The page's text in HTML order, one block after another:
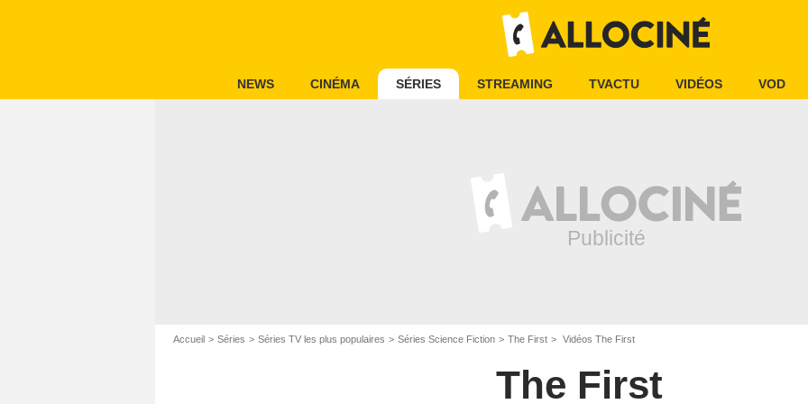
NEWS CINÉMA SÉRIES STREAMING TVACTU VIDÉOS VOD
Accueil Séries Séries TV les plus populaires Séries Science Fiction The First Vidéos The First
The First